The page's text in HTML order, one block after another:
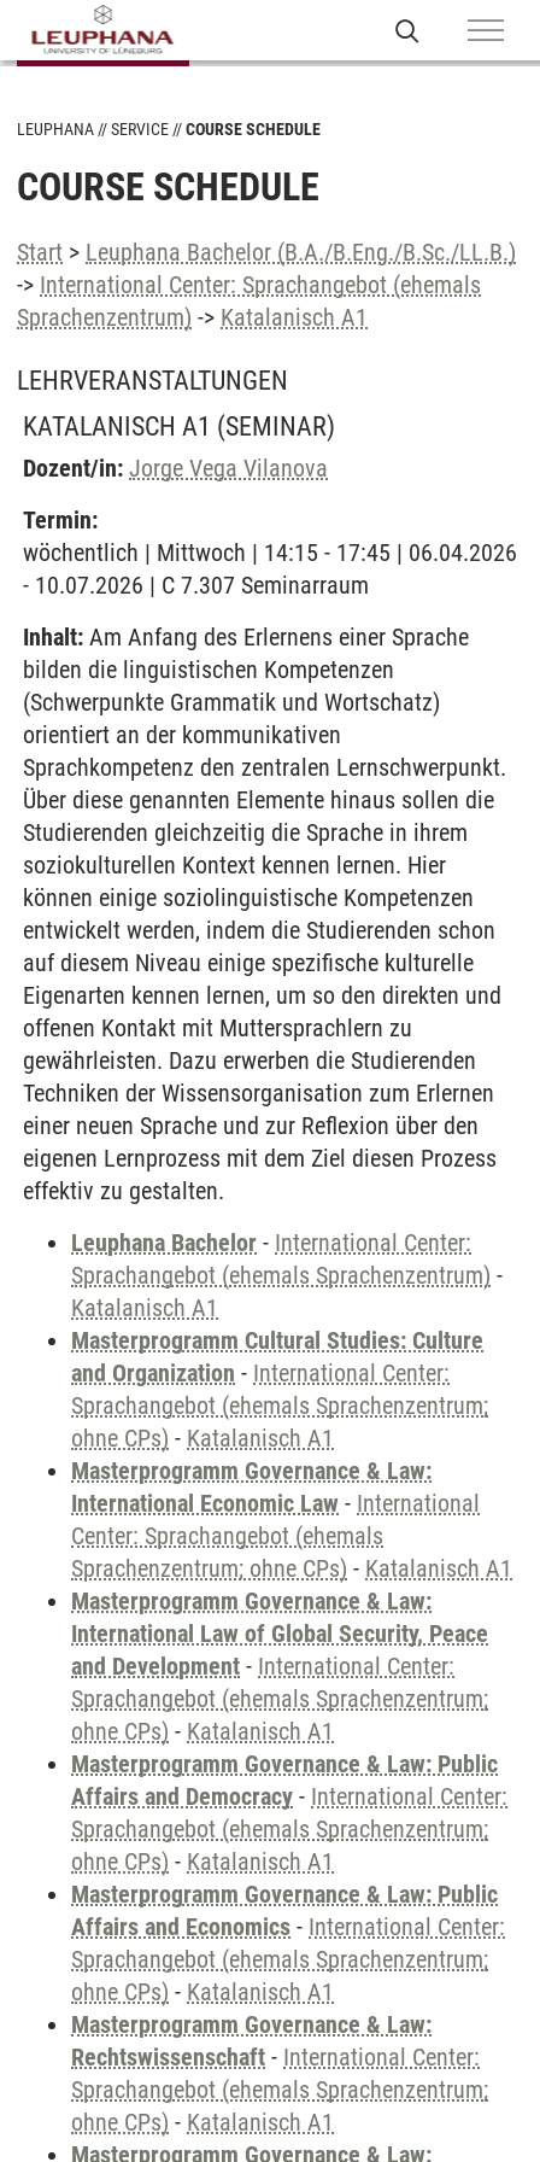
LEUPHANA SERVICE COURSE SCHEDULE
COURSE SCHEDULE
Start > Leuphana Bachelor (B.A./B.Eng./B.Sc./LL.B.)
-> International Center: Sprachangebot (ehemals
Sprachenzentrum) -> Katalanisch A1
LEHRVERANSTALTUNGEN
KATALANISCH A1 (SEMINAR)
Dozent/in: Jorge Vega Vilanova
Termin:
wöchentlich | Mittwoch | 14:15 - 17:45 | 06.04.2026
- 10.07.2026 | C 7.307 Seminarraum
Inhalt: Am Anfang des Erlernens einer Sprache
bilden die linguistischen Kompetenzen
(Schwerpunkte Grammatik und Wortschatz)
orientiert an der kommunikativen
Sprachkompetenz den zentralen Lernschwerpunkt.
Über diese genannten Elemente hinaus sollen die
Studierenden gleichzeitig die Sprache in ihrem
soziokulturellen Kontext kennen lernen. Hier
können einige soziolinguistische Kompetenzen
entwickelt werden, indem die Studierenden schon
auf diesem Niveau einige spezifische kulturelle
Eigenarten kennen lernen, um so den direkten und
offenen Kontakt mit Muttersprachlern zu
gewährleisten. Dazu erwerben die Studierenden
Techniken der Wissensorganisation zum Erlernen
einer neuen Sprache und zur Reflexion über den
eigenen Lernprozess mit dem Ziel diesen Prozess
effektiv zu gestalten.
Leuphana Bachelor - International Center:
Sprachangebot (ehemals Sprachenzentrum) -
Katalanisch A1
Masterprogramm Cultural Studies: Culture
and Organization - International Center:
Sprachangebot (ehemals Sprachenzentrum;
ohne CPs) - Katalanisch A1
Masterprogramm Governance & Law:
International Economic Law - International
Center: Sprachangebot (ehemals
Sprachenzentrum; ohne CPs) - Katalanisch A1
Masterprogramm Governance & Law:
International Law of Global Security, Peace
and Development - International Center:
Sprachangebot (ehemals Sprachenzentrum;
ohne CPs) - Katalanisch A1
Masterprogramm Governance & Law: Public
Affairs and Democracy - International Center:
Sprachangebot (ehemals Sprachenzentrum;
ohne CPs) - Katalanisch A1
Masterprogramm Governance & Law: Public
Affairs and Economics - International Center:
Sprachangebot (ehemals Sprachenzentrum;
ohne CPs) - Katalanisch A1
Masterprogramm Governance & Law:
Rechtswissenschaft - International Center:
Sprachangebot (ehemals Sprachenzentrum;
ohne CPs) - Katalanisch A1
Masterprogramm Governance & Law: